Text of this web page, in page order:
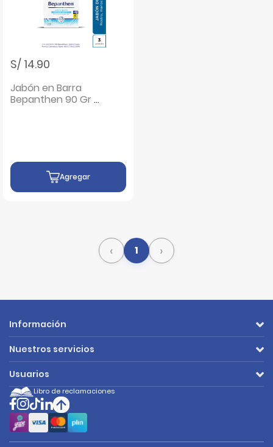
S/ 14.90
Jabón en Barra
Bepanthen 90 Gr -
Agregar
‹ 1 ›
Información
Nuestros servicios
Usuarios
Libro de reclamaciones